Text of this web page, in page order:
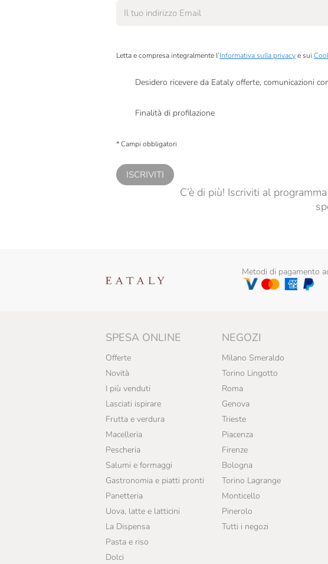
Letta e compresa integralmente l’Informativa sulla privacye sui
Desidero ricevere da Eataly offerte, comunicazioni
Finalità di profilazione
* Campi obbligatori
ISCRIVITI
C’è di più! Iscriviti al
Metodi di pagamento
SPESA ONLINE
Offerte
Novità
I più venduti
Lasciati ispirare
Frutta e verdura
Macelleria
Pescheria
Salumi e formaggi
Gastronomia e piatti pronti
Panetteria
Uova, latte e latticini
La Dispensa
Pasta e riso
Dolci
NEGOZI
Milano Smeraldo
Torino Lingotto
Roma
Genova
Trieste
Piacenza
Firenze
Bologna
Torino Lagrange
Monticello
Pinerolo
Tutti i negozi